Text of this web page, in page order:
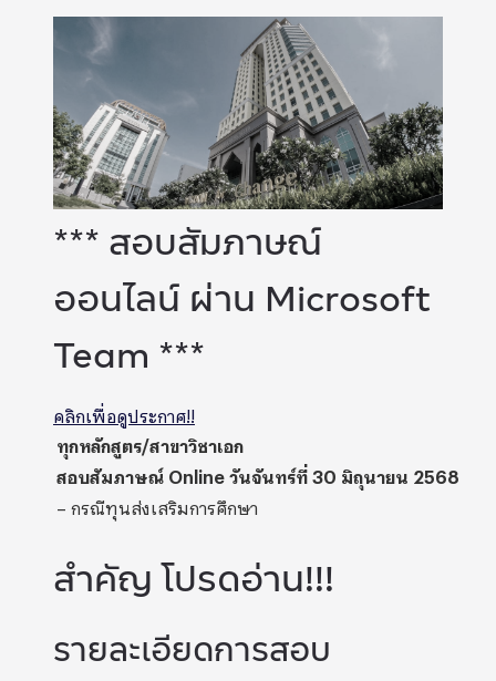
*** สอบสัมภาษณ์
ออนไลน์ ผ่าน Microsoft
Team ***
คลิกเพื่อดูประกาศ!!
ทุกหลักสูตร/สาขาวิชาเอก
สอบสัมภาษณ์ Online วันจันทร์ที่ 30 มิถุนายน 2568
– กรณีทุนส่งเสริมการศึกษา
สำคัญ โปรดอ่าน!!!
รายละเอียดการสอบ